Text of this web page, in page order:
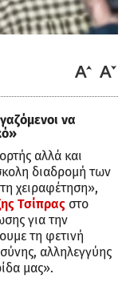
να
αλλά και
διαδρομή των
χειραφέτηση»,
Τσίπρας στο
για την
τη φετινή
αλληλεγγύης
μας».